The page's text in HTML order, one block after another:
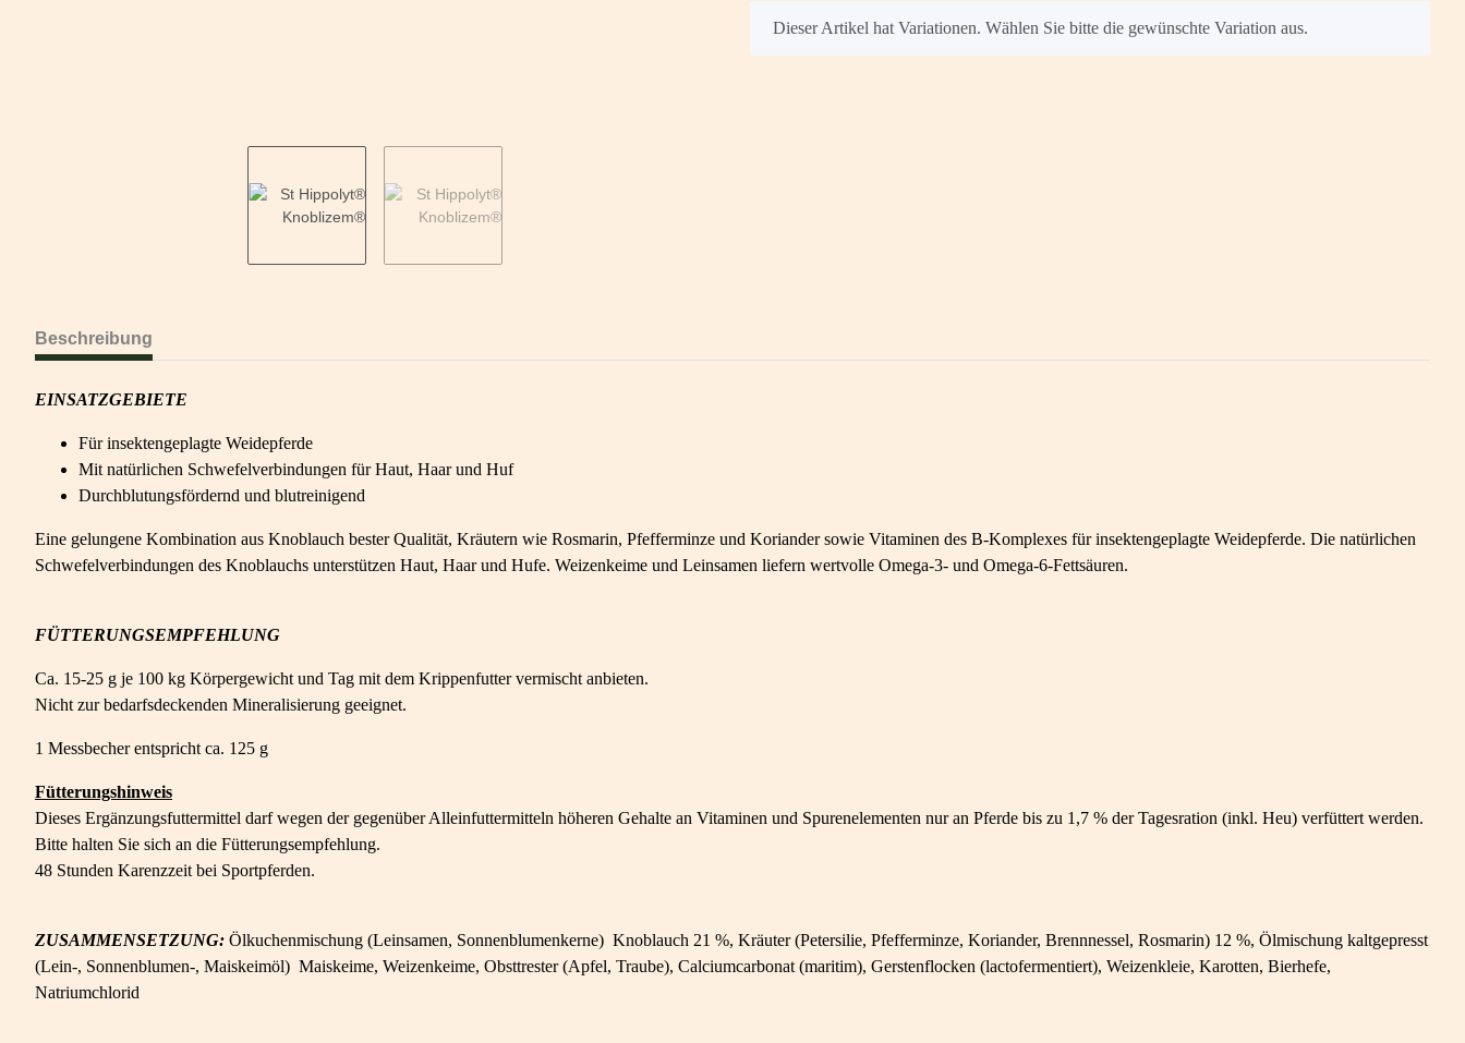
x
Dieser Artikel hat Variationen. Wählen Sie bitte die gewünschte Variation aus.
Beschreibung
EINSATZGEBIETE
Für insektengeplagte Weidepferde
Mit natürlichen Schwefelverbindungen für Haut, Haar und Huf
Durchblutungsfördernd und blutreinigend
Eine gelungene Kombination aus Knoblauch bester Qualität, Kräutern wie Rosmarin, Pfefferminze und Koriander sowie Vitaminen des B-Komplexes für insektengeplagte Weidepferde. Die natürlichen
Schwefelverbindungen des Knoblauchs unterstützen Haut, Haar und Hufe. Weizenkeime und Leinsamen liefern wertvolle Omega-3- und Omega-6-Fettsäuren.
FÜTTERUNGSEMPFEHLUNG
Ca. 15-25 g je 100 kg Körpergewicht und Tag mit dem Krippenfutter vermischt anbieten.
Nicht zur bedarfsdeckenden Mineralisierung geeignet.
1 Messbecher entspricht ca. 125 g
Fütterungshinweis
Dieses Ergänzungsfuttermittel darf wegen der gegenüber Alleinfuttermitteln höheren Gehalte an Vitaminen und Spurenelementen nur an Pferde bis zu 1,7 % der Tagesration (inkl. Heu) verfüttert werden.
Bitte halten Sie sich an die Fütterungsempfehlung.
48 Stunden Karenzzeit bei Sportpferden.
ZUSAMMENSETZUNG: Ölkuchenmischung (Leinsamen, Sonnenblumenkerne) Knoblauch 21 %, Kräuter (Petersilie, Pfefferminze, Koriander, Brennnessel, Rosmarin) 12 %, Ölmischung kaltgepresst
(Lein-, Sonnenblumen-, Maiskeimöl) Maiskeime, Weizenkeime, Obsttrester (Apfel, Traube), Calciumcarbonat (maritim), Gerstenflocken (lactofermentiert), Weizenkleie, Karotten, Bierhefe,
Natriumchlorid